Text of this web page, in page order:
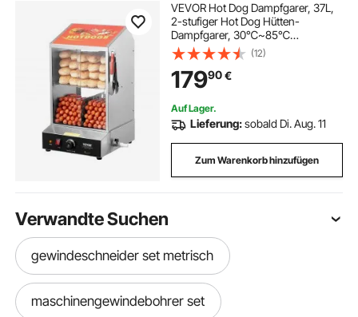
VEVOR Hot Dog Dampfgarer, 37L,
2-stufiger Hot Dog Hütten-
Dampfgarer, 30℃~85℃
Temperaturregelung, elektrischer
Brötchenwärmer mit Schiebetüren
aus gehärtetem Glas,
Trennplattenzange, Edelstahl, für
Hot Dogs & Brötchen
(12)
17990€
Auf Lager.
Lieferung:sobald Di. Aug. 11
Zum Warenkorb hinzufügen
Verwandte Suchen
gewindeschneider set metrisch
maschinengewindebohrer set